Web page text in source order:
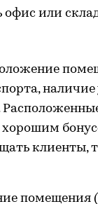
или
хорошим
клиенты,
помещения